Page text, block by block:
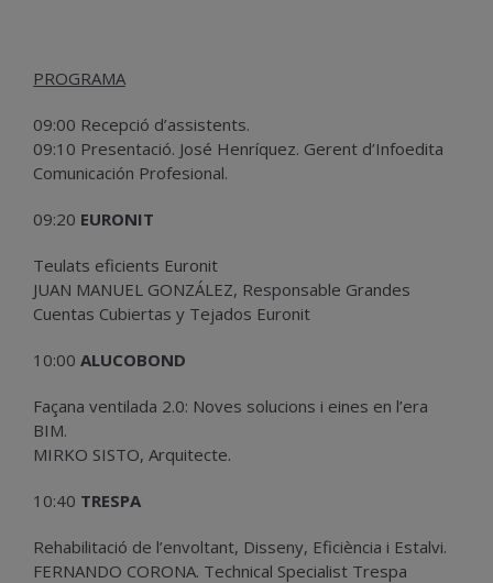
PROGRAMA
09:00 Recepció d’assistents.
09:10 Presentació. José Henríquez. Gerent d’Infoedita
Comunicación Profesional.
09:20 EURONIT
Teulats eficients Euronit
JUAN MANUEL GONZÁLEZ, Responsable Grandes
Cuentas Cubiertas y Tejados Euronit
10:00 ALUCOBOND
Façana ventilada 2.0: Noves solucions i eines en l’era
BIM.
MIRKO SISTO, Arquitecte.
10:40 TRESPA
Rehabilitació de l’envoltant, Disseny, Eficiència i Estalvi.
FERNANDO CORONA. Technical Specialist Trespa